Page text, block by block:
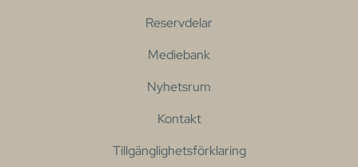
Reservdelar
Mediebank
Nyhetsrum
Kontakt
Tillgänglighetsförklaring